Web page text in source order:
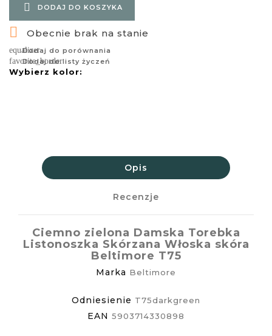
 DODAJ DO KOSZYKA
 Obecnie brak na stanie
equalizer
Dodaj do porównania
favorite_border
Dodaj do listy życzeń
Wybierz kolor:
Opis
Recenzje
Ciemno zielona Damska Torebka
Listonoszka Skórzana Włoska skóra
Beltimore T75
Marka Beltimore
Odniesienie T75darkgreen
EAN 5903714330898